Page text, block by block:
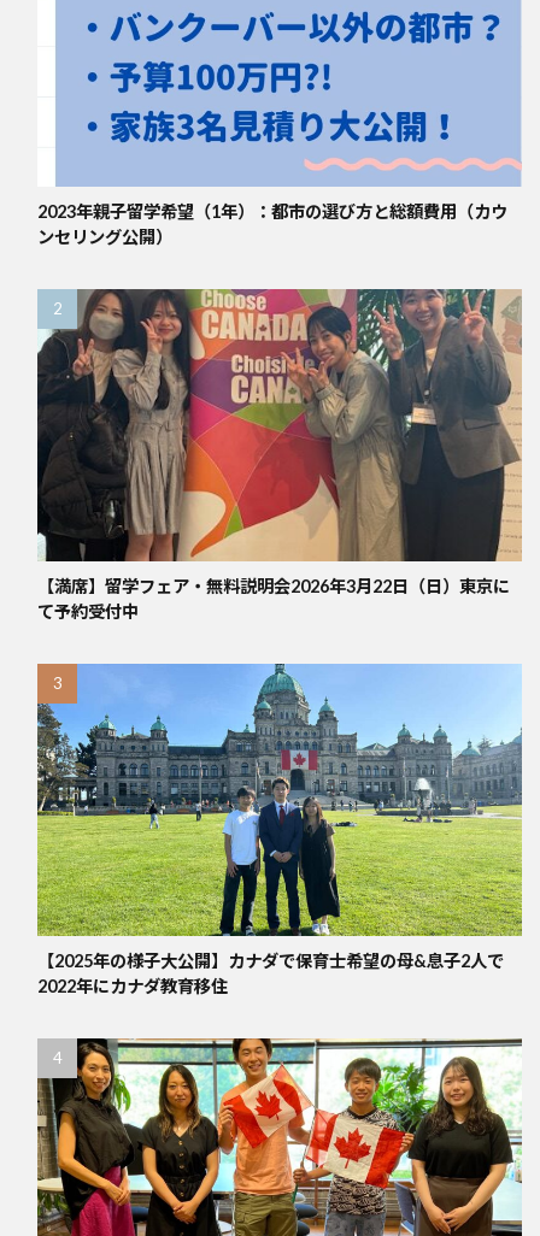
2023年親子留学希望（1年）：都市の選び方と総額費用（カウ
ンセリング公開）
【満席】留学フェア・無料説明会2026年3月22日（日）東京に
て予約受付中
【2025年の様子大公開】カナダで保育士希望の母&息子2人で
2022年にカナダ教育移住